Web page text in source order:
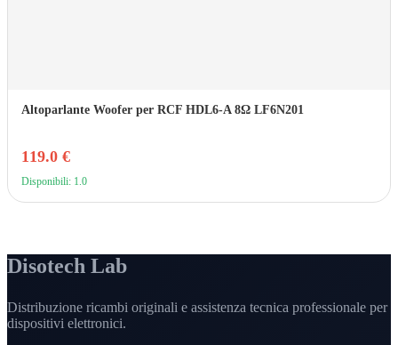
Altoparlante Woofer per RCF HDL6-A 8Ω LF6N201
119.0 €
Disponibili: 1.0
Disotech Lab
Distribuzione ricambi originali e assistenza tecnica professionale per
dispositivi elettronici.